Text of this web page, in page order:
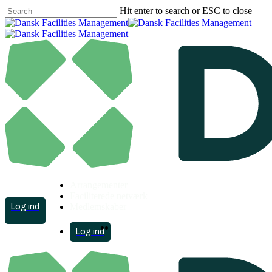
Skip
to
main
content
Hit enter to search or ESC to close
Close
Search
account
search
account